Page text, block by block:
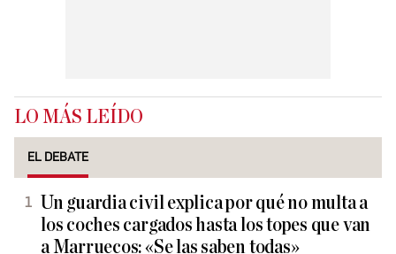
LO MÁS LEÍDO
EL DEBATE
Un guardia civil explica por qué no multa a
los coches cargados hasta los topes que van
a Marruecos: «Se las saben todas»